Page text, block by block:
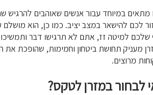
מתאים במיוחד עבור אנשים שאוהבים
לכם להישאר במצב יציב. כמו כן, הוא
למיטה זז, אתם לא תרגישו דבר ותמשיכו
מרוצים.
לבחור במזרן לטקס?